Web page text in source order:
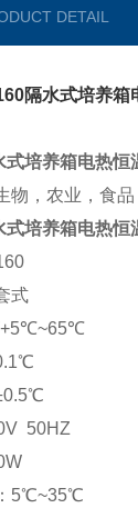
DETAIL
隔水式培养箱
式培养箱电热恒
物，农业，食
式培养箱电热恒
式
50HZ
W
： 5℃~35℃